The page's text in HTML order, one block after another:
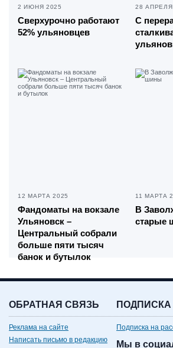
2 ИЮНЯ 2025
Сверхурочно работают
52% ульяновцев
28 АПРЕЛЯ
С
12 МАРТА 2025
Фандоматы на вокзале
Ульяновск –
Центральный собрали
больше пяти тысяч
банок и бутылок
11 МАРТА
В
старые
ОБРАТНАЯ СВЯЗЬ
Реклама на сайте
Написать письмо в редакцию
ПОДПИСКА
Подписка на
Мы в